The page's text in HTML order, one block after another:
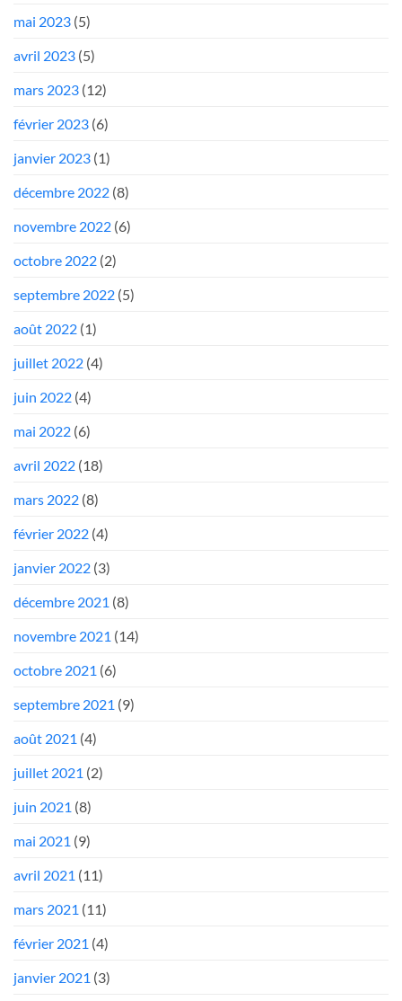
mai 2023 (5)
avril 2023 (5)
mars 2023 (12)
février 2023 (6)
janvier 2023 (1)
décembre 2022 (8)
novembre 2022 (6)
octobre 2022 (2)
septembre 2022 (5)
août 2022 (1)
juillet 2022 (4)
juin 2022 (4)
mai 2022 (6)
avril 2022 (18)
mars 2022 (8)
février 2022 (4)
janvier 2022 (3)
décembre 2021 (8)
novembre 2021 (14)
octobre 2021 (6)
septembre 2021 (9)
août 2021 (4)
juillet 2021 (2)
juin 2021 (8)
mai 2021 (9)
avril 2021 (11)
mars 2021 (11)
février 2021 (4)
janvier 2021 (3)